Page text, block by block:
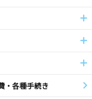
・各種手続き